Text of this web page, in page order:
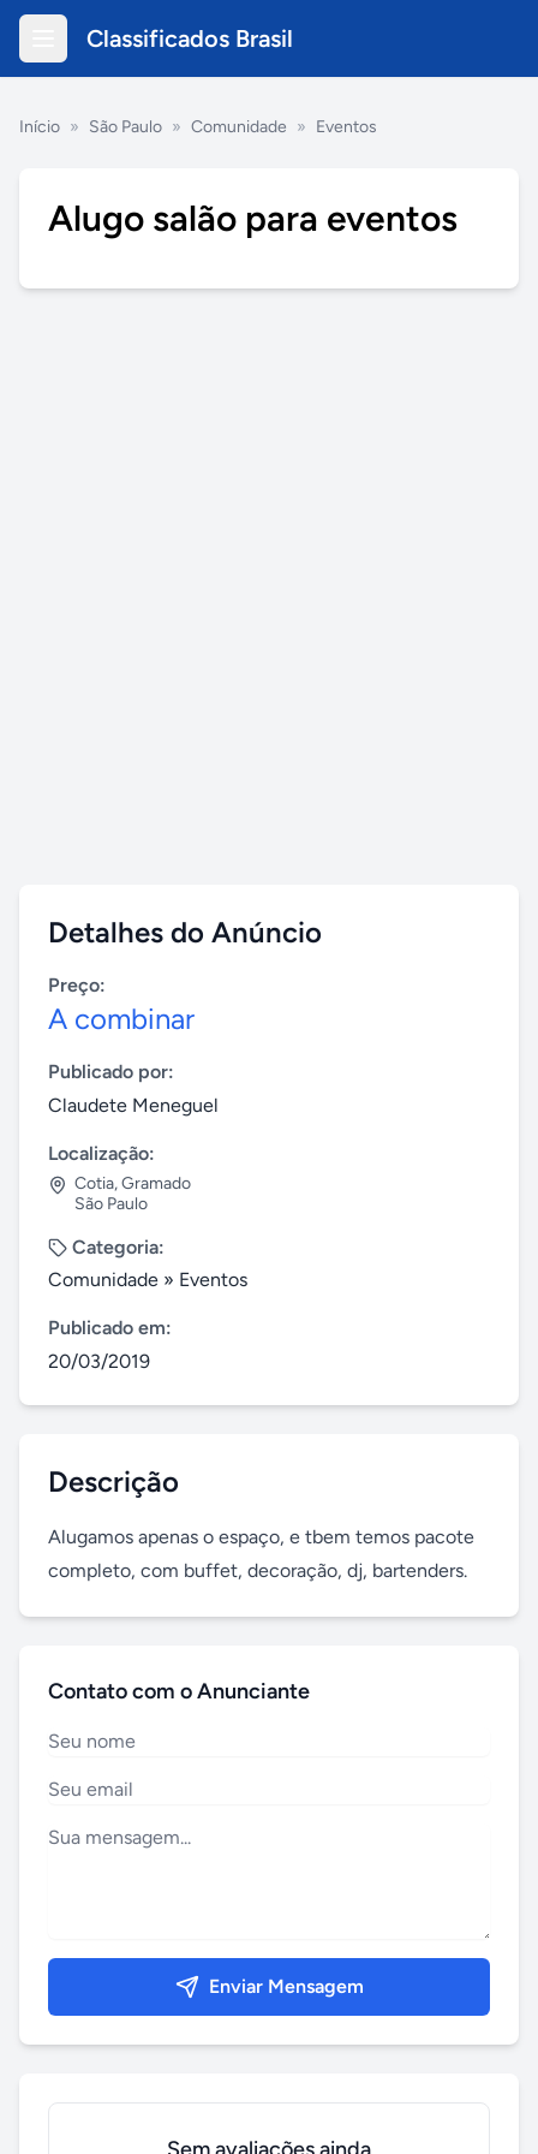
Classificados Brasil
Início » São Paulo » Comunidade » Eventos
Alugo salão para eventos
Detalhes do Anúncio
Preço:
A combinar
Publicado por:
Claudete Meneguel
Localização:
Cotia,Gramado
São Paulo
Categoria:
Comunidade » Eventos
Publicado em:
20/03/2019
Descrição
Alugamos apenas o espaço, e tbem temos pacote
completo, com buffet, decoração, dj, bartenders.
Contato com o Anunciante
Enviar Mensagem